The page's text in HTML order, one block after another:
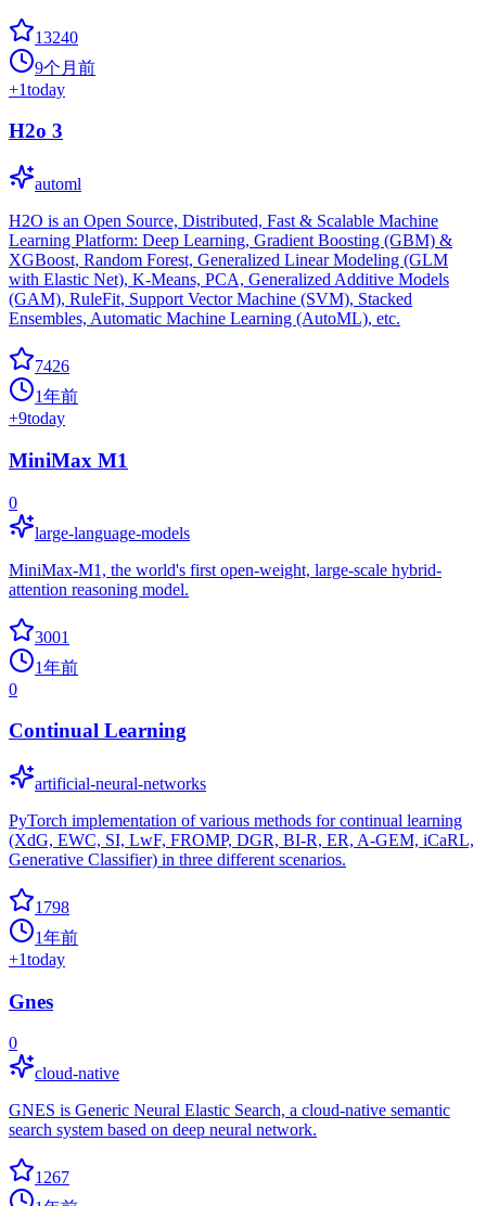
13240
9个月前
+1today
H2o 3
automl
H2O is an Open Source, Distributed, Fast & Scalable Machine
Learning Platform: Deep Learning, Gradient Boosting (GBM) &
XGBoost, Random Forest, Generalized Linear Modeling (GLM
with Elastic Net), K-Means, PCA, Generalized Additive Models
(GAM), RuleFit, Support Vector Machine (SVM), Stacked
Ensembles, Automatic Machine Learning (AutoML), etc.
7426
1年前
+9today
MiniMax M1
0
large-language-models
MiniMax-M1, the world's first open-weight, large-scale hybrid-
attention reasoning model.
3001
1年前
0
Continual Learning
artificial-neural-networks
PyTorch implementation of various methods for continual learning
(XdG, EWC, SI, LwF, FROMP, DGR, BI-R, ER, A-GEM, iCaRL,
Generative Classifier) in three different scenarios.
1798
1年前
+1today
Gnes
0
cloud-native
GNES is Generic Neural Elastic Search, a cloud-native semantic
search system based on deep neural network.
1267